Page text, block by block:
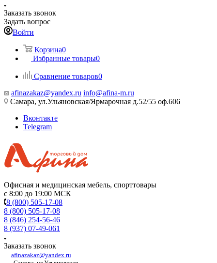
Заказать звонок
Задать вопрос
Войти
Корзина0
Избранные товары0
Сравнение товаров0
afinazakaz@yandex.ru info@afina-m.ru
Самара, ул.Ульяновская/Ярмарочная д.52/55 оф.606
Вконтакте
Telegram
Офисная и медицинская мебель, спорттовары
с 8:00 до 19:00 МСК
8 (800) 505-17-08
8 (800) 505-17-08
8 (846) 254-56-46
8 (937) 07-49-061
Заказать звонок
afinazakaz@yandex.ru